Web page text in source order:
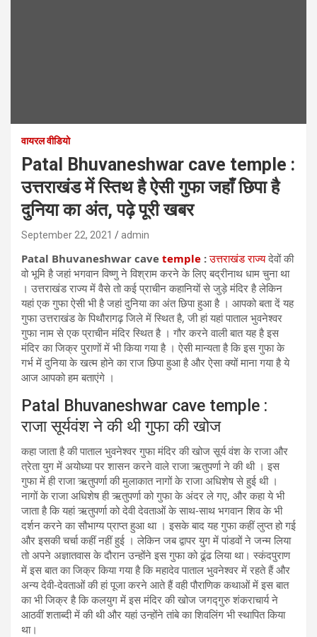
वायरल वीडियो
Patal Bhuvaneshwar cave temple :
उत्तराखंड में स्तिथ है ऐसी गुफा जहाँ छिपा है
दुनिया का अंत, पढ़े पूरी खबर
September 22, 2021 admin
Patal Bhuvaneshwar cave temple : उत्तराखंड राज्यदेवों की
वो भूमि है जहां भगवान विष्णु ने विश्राम करने के लिए बद्रीनाथ धाम चुना था
। उत्तराखंड राज्य में वैसे तो कई प्राचीन कहानियों से जुड़े मंदिर है लेकिन
यहां एक गुफा ऐसी भी है जहां दुनिया का अंत छिपा हुआ है । आपको बता दें यह
गुफा उत्तराखंड के पिथौरागढ़ जिले में स्थित है, जी हां यहां पाताल भुवनेश्वर
गुफा नाम से एक प्राचीन मंदिर स्थित है । गौर करने वाली बात यह है इस
मंदिर का जिक्र पुराणों में भी किया गया है । ऐसी मान्यता है कि इस गुफा के
गर्भ में दुनिया के खत्म होने का राज छिपा हुआ है और ऐसा क्यों माना गया है ये
आज आपको हम बताएंगे ।
Patal Bhuvaneshwar cave temple :
राजा सूर्यवंश ने की थी गुफा की खोज
कहा जाता है की पाताल भुवनेश्वर गुफा मंदिर की खोज सूर्य वंश के राजा और
त्रेता युग में अयोध्या पर शासन करने वाले राजा ऋतुपर्णा ने की थी । इस
गुफा में ही राजा ऋतुपर्णा की मुलाकात नागों के राजा अधिशेष से हुई थी ।
नागों के राजा अधिशेष ही ऋतुपर्णा को गुफा के अंदर ले गए, और कहा ये भी
जाता है कि यहां ऋतुपर्णा को देवी देवताओं के साथ-साथ भगवान शिव के भी
दर्शन करने का सौभाग्य प्राप्त हुआ था । इसके बाद यह गुफा कहीं लुप्त हो गई
और इसकी चर्चा कहीं नहीं हुई । लेकिन जब द्वापर युग में पांडवों ने जन्म लिया
तो अपने अज्ञातवास के दौरान उन्होंने इस गुफा को ढूंढ लिया था। स्कंदपुराण
में इस बात का जिक्र किया गया है कि महादेव पाताल भुवनेश्वर में रहते हैं और
अन्य देवी-देवताओं की हां पूजा करने आते हैं वही पौराणिक कथाओं में इस बात
का भी जिक्र है कि कलयुग में इस मंदिर की खोज जगद्गुरु शंकराचार्य ने
आठवीं शताब्दी में की थी और यहां उन्होंने तांबे का शिवलिंग भी स्थापित किया
था।